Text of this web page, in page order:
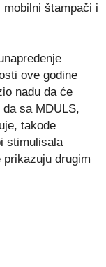
štampači i
ove godine
nadu da će
sa MDULS,
takođe
stimulisala
drugim